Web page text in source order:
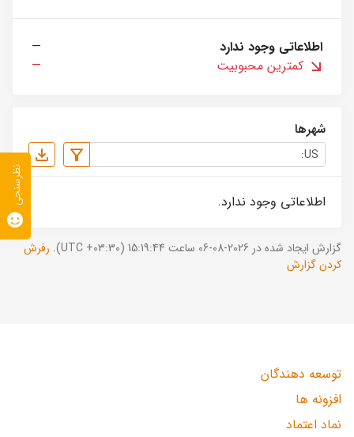
اطلاعاتی وجود ندارد
—
کمترین محبوبیت
—
شهرها
اطلاعاتی وجود ندارد.
گزارش ایجاد شده در 2026-08-06 ساعت 15:19:44 (UTC +03:30).
رفرش
کردن گزارش
توسعه دهندگان
افزونه ها
نماد اعتماد
نظرسنجی